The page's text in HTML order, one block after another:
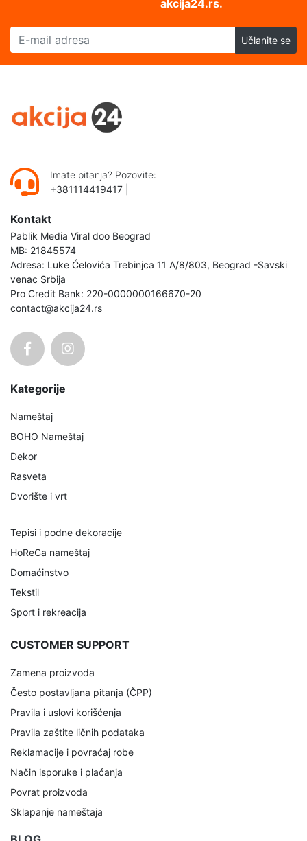
akcija24.rs.
E-mail adresa
Učlanite se
Imate pitanja? Pozovite:
+381114419417
Kontakt
Pablik Media Viral doo Beograd
MB: 21845574
Adresa: Luke Ćelovića Trebinjca 11 A/8/803, Beograd -Savski
venac Srbija
Pro Credit Bank: 220-0000000166670-20
contact@akcija24.rs
Kategorije
Nameštaj
BOHO Nameštaj
Dekor
Rasveta
Dvorište i vrt
Tepisi i podne dekoracije
HoReCa nameštaj
Domaćinstvo
Tekstil
Sport i rekreacija
CUSTOMER SUPPORT
Zamena proizvoda
Često postavljana pitanja (ČPP)
Pravila i uslovi korišćenja
Pravila zaštite ličnih podataka
Reklamacije i povraćaj robe
Način isporuke i plaćanja
Povrat proizvoda
Sklapanje nameštaja